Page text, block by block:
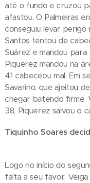
até o fundo e cruzou
afastou. O Palmeiras
conseguiu levar perigo
Santos tentou de
Suárez e mandou
Piquerez mandou na
41 cabeceou mal. Em
Savarino, que ajeitou
chegar batendo firme.
38, Piquerez salvou o
Tiquinho Soares
Logo no início do
falta a seu favor.